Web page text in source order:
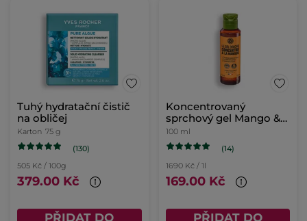
Tuhý hydratační čistič
na obličej
Karton 75 g
(130)
505 Kč / 100g
379.00 Kč
PŘIDAT DO
Koncentrovaný
sprchový gel Mango &
koriandr
100 ml
(14)
1690 Kč / 1l
169.00 Kč
PŘIDAT DO